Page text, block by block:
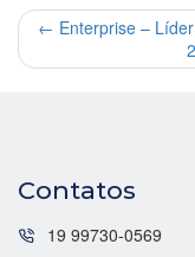
← Enterprise –
Contatos
19 99730-0569